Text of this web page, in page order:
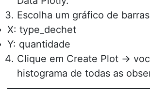
Escolha um gráfico de
X: type_dechet
Y: quantidade
Clique em Create Plot →
histograma de todas as